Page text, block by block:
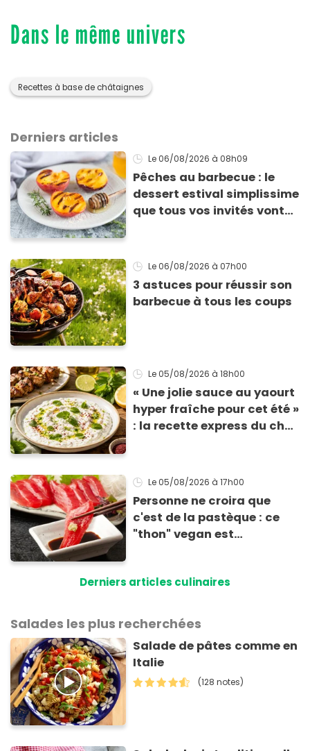
Dans le même univers
Recettes à base de châtaignes
Derniers articles
Le 06/08/2026 à 08h09
Pêches au barbecue : le
dessert estival simplissime
que tous vos invités vont
Le 06/08/2026 à 07h00
3 astuces pour réussir son
barbecue à tous les coups
Le 05/08/2026 à 18h00
« Une jolie sauce au yaourt
hyper fraîche pour cet été »
: la recette express du chef
grillades
Le 05/08/2026 à 17h00
Personne ne croira que
c'est de la pastèque : ce
"thon" vegan est
Derniers articles culinaires
Salades les plus recherchées
Salade de pâtes comme en
Italie
(128 notes)